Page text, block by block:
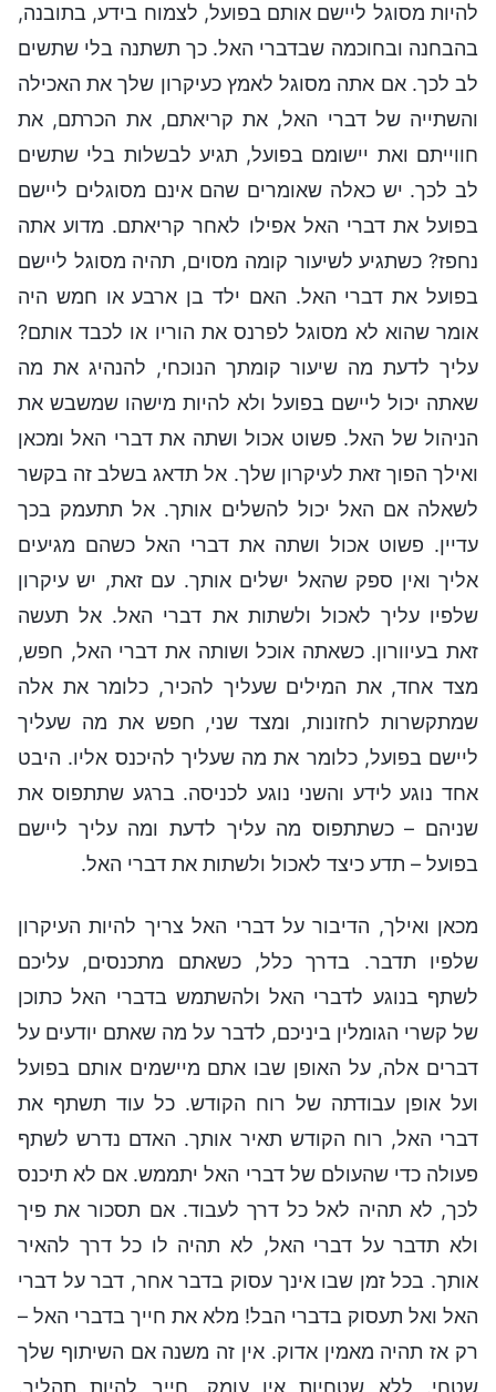
להיות מסוגל ליישם אותם בפועל, לצמוח בידע, בתובנה,
בהבחנה ובחוכמה שבדברי האל. כך תשתנה בלי שתשים
לב לכך. אם אתה מסוגל לאמץ כעיקרון שלך את האכילה
והשתייה של דברי האל, את קריאתם, את הכרתם, את
חווייתם ואת יישומם בפועל, תגיע לבשלות בלי שתשים
לב לכך. יש כאלה שאומרים שהם אינם מסוגלים ליישם
בפועל את דברי האל אפילו לאחר קריאתם. מדוע אתה
נחפז? כשתגיע לשיעור קומה מסוים, תהיה מסוגל ליישם
בפועל את דברי האל. האם ילד בן ארבע או חמש היה
אומר שהוא לא מסוגל לפרנס את הוריו או לכבד אותם?
עליך לדעת מה שיעור קומתך הנוכחי, להנהיג את מה
שאתה יכול ליישם בפועל ולא להיות מישהו שמשבש את
הניהול של האל. פשוט אכול ושתה את דברי האל ומכאן
ואילך הפוך זאת לעיקרון שלך. אל תדאג בשלב זה בקשר
לשאלה אם האל יכול להשלים אותך. אל תתעמק בכך
עדיין. פשוט אכול ושתה את דברי האל כשהם מגיעים
אליך ואין ספק שהאל ישלים אותך. עם זאת, יש עיקרון
שלפיו עליך לאכול ולשתות את דברי האל. אל תעשה
זאת בעיוורון. כשאתה אוכל ושותה את דברי האל, חפש,
מצד אחד, את המילים שעליך להכיר, כלומר את אלה
שמתקשרות לחזונות, ומצד שני, חפש את מה שעליך
ליישם בפועל, כלומר את מה שעליך להיכנס אליו. היבט
אחד נוגע לידע והשני נוגע לכניסה. ברגע שתתפוס את
שניהם – כשתתפוס מה עליך לדעת ומה עליך ליישם
בפועל – תדע כיצד לאכול ולשתות את דברי האל.
מכאן ואילך, הדיבור על דברי האל צריך להיות העיקרון
שלפיו תדבר. בדרך כלל, כשאתם מתכנסים, עליכם
לשתף בנוגע לדברי האל ולהשתמש בדברי האל כתוכן
של קשרי הגומלין ביניכם, לדבר על מה שאתם יודעים על
דברים אלה, על האופן שבו אתם מיישמים אותם בפועל
ועל אופן עבודתה של רוח הקודש. כל עוד תשתף את
דברי האל, רוח הקודש תאיר אותך. האדם נדרש לשתף
פעולה כדי שהעולם של דברי האל יתממש. אם לא תיכנס
לכך, לא תהיה לאל כל דרך לעבוד. אם תסכור את פיך
ולא תדבר על דברי האל, לא תהיה לו כל דרך להאיר
אותך. בכל זמן שבו אינך עסוק בדבר אחר, דבר על דברי
האל ואל תעסוק בדברי הבל! מלא את חייך בדברי האל –
רק אז תהיה מאמין אדוק. אין זה משנה אם השיתוף שלך
שטחי. ללא שטחיות אין עומק. חייב להיות תהליך.